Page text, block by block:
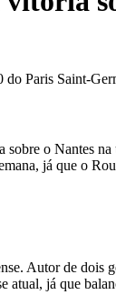
Paris Saint-
o Nantes
já que o
Autor de dois
já que